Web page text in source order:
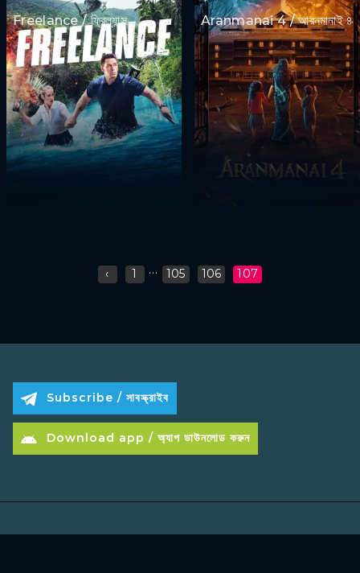
Freelance / ফ্রিল্যান্স Aranmanai 4 / আরনমানাই ৪
‹ 1 ... 105 106 107
Subscribe / সাবস্ক্রাইব
Download app / অ্যাপ ডাউনলোড করুন